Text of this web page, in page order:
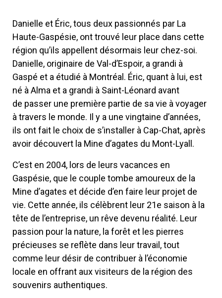
Danielle et Éric, tous deux passionnés par La
Haute-Gaspésie, ont trouvé leur place dans cette
région qu’ils appellent désormais leur chez-soi.
Danielle, originaire de Val-d’Espoir, a grandi à
Gaspé et a étudié à Montréal. Éric, quant à lui, est
né à Alma et a grandi à Saint-Léonard avant
de passer une première partie de sa vie à voyager
à travers le monde. Il y a une vingtaine d’années,
ils ont fait le choix de s’installer à Cap-Chat, après
avoir découvert la Mine d’agates du Mont-Lyall.
C’est en 2004, lors de leurs vacances en
Gaspésie, que le couple tombe amoureux de la
Mine d’agates et décide d’en faire leur projet de
vie. Cette année, ils célèbrent leur 21e saison à la
tête de l’entreprise, un rêve devenu réalité. Leur
passion pour la nature, la forêt et les pierres
précieuses se reflète dans leur travail, tout
comme leur désir de contribuer à l’économie
locale en offrant aux visiteurs de la région des
souvenirs authentiques.